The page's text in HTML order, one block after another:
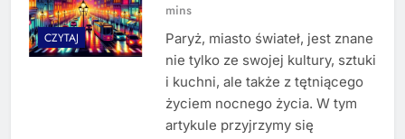
CZYTAJ
mins
Paryż, miasto świateł, jest znane
nie tylko ze swojej kultury, sztuki
i kuchni, ale także z tętniącego
życiem nocnego życia. W tym
artykule przyjrzymy się